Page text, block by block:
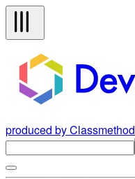
produced by Classmethod